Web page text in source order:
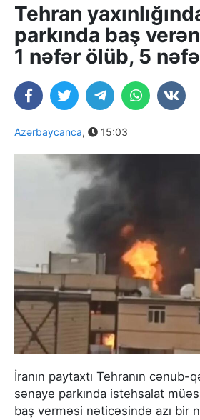
Tehran
parkında baş
1 nəfər ölüb, 5
Azərbaycanca, 15:03
İranın paytaxtı Tehranın cənub-
sənaye parkında istehsalat
baş verməsi nəticəsində azı bir